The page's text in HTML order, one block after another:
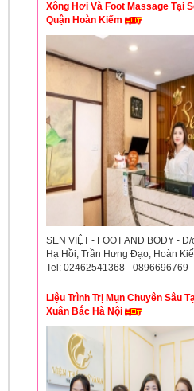
Xông Hơi Và Foot Massage Tại
Quận Hoàn Kiếm
SEN VIỆT - FOOT AND BODY -
Hạ Hồi, Trần Hưng Đạo, Hoàn
Tel: 02462541368 - 0896696769
Liệu Trình Trị Mụn Chuyên Sâu
Xuân Bắc Hà Nội